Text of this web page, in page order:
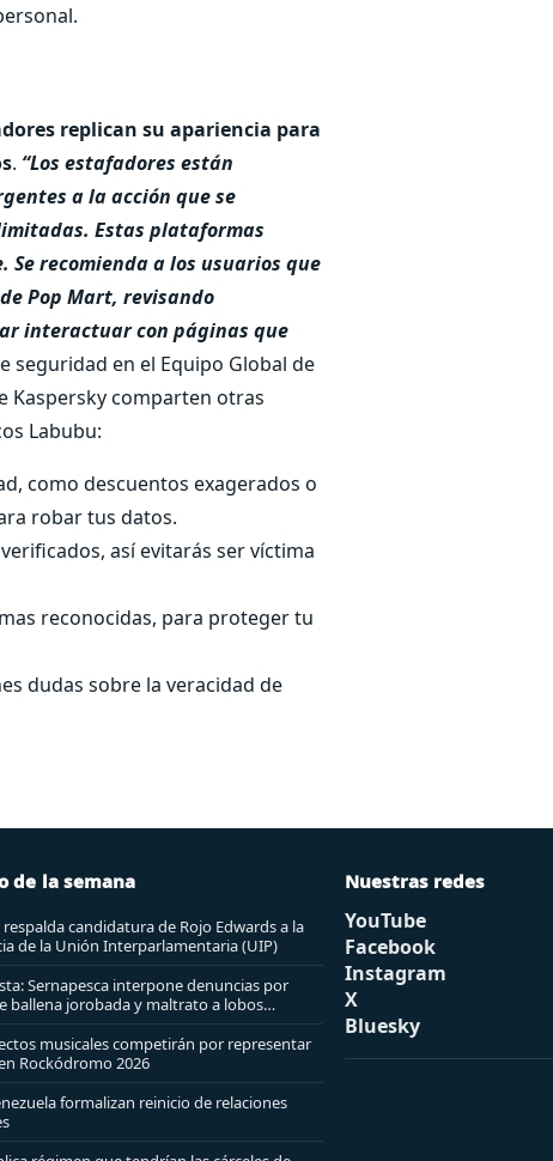
replican su apariencia para
. “Los estafadores están
a la acción que se
Estas plataformas
recomienda a los usuarios que
Pop Mart, revisando
interactuar con páginas que
seguridad en el Equipo Global de
Kaspersky comparten otras
Labubu:
como descuentos exagerados o
robar tus datos.
así evitarás ser víctima
reconocidas, para proteger tu
dudas sobre la veracidad de
de la semana
candidatura de Rojo Edwards a la
de la Unión Interparlamentaria (UIP)
Sernapesca interpone denuncias por
ballena jorobada y maltrato a lobos
musicales competirán por representar
Rockódromo 2026
formalizan reinicio de relaciones
Nuestras redes
YouTube
Facebook
Instagram
X
Bluesky